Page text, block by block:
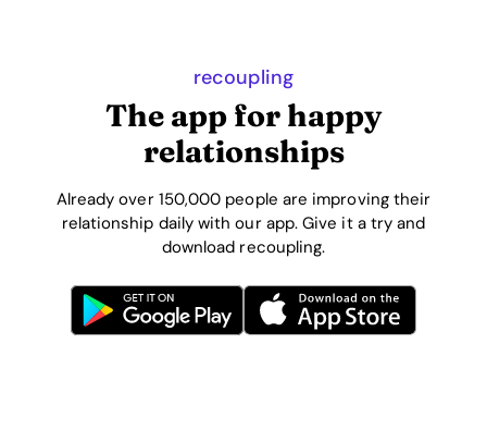
recoupling
The app for happy
relationships
Already over 150,000 people are improving their
relationship daily with our app. Give it a try and
download recoupling.